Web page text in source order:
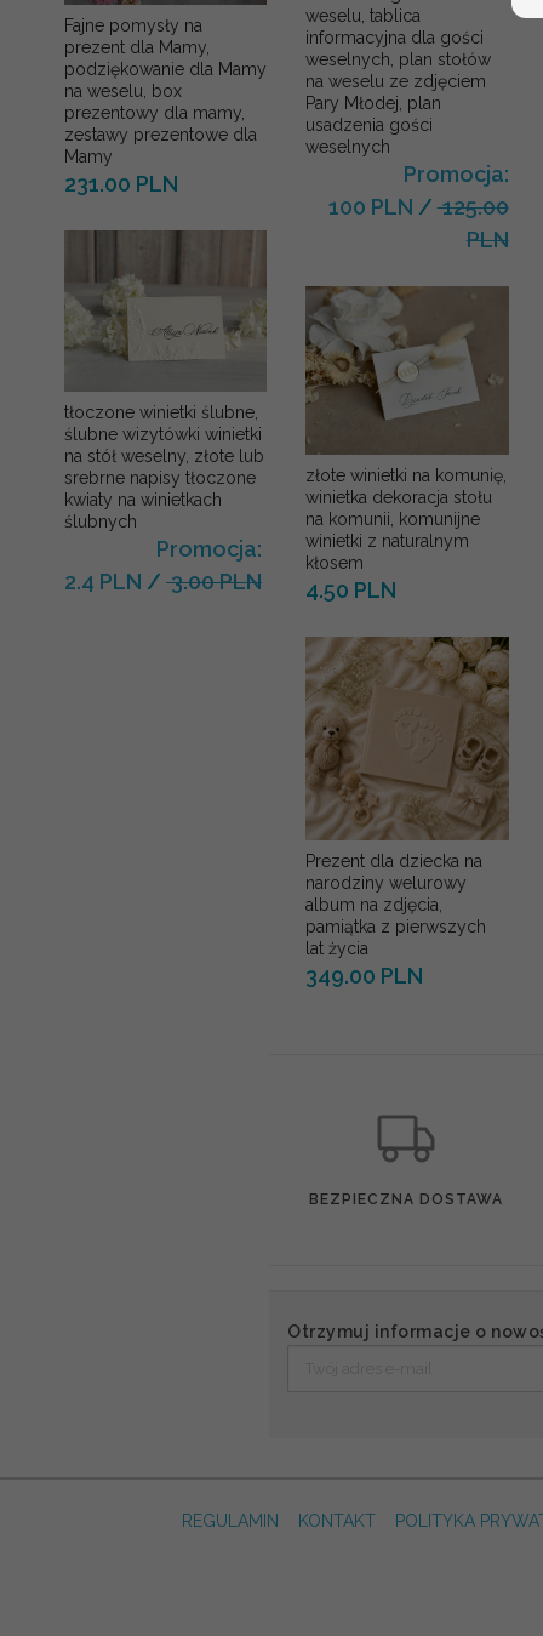
Fajne pomysły na
prezent dla Mamy,
podziękowanie dla Mamy
na weselu, box
prezentowy dla mamy,
zestawy prezentowe dla
Mamy
231.00 PLN
tłoczone winietki ślubne,
ślubne wizytówki winietki
na stół weselny, złote lub
srebrne napisy tłoczone
kwiaty na winietkach
ślubnych
Promocja:
2.4 PLN / 3.00 PLN
weselu, tablica
informacyjna dla gości
weselnych, plan stołów
na weselu ze zdjęciem
Pary Młodej, plan
usadzenia gości
weselnych
Promocja:
100 PLN /125.00
PLN
złote winietki na komunię,
winietka dekoracja stołu
na komunii, komunijne
winietki z naturalnym
kłosem
4.50 PLN
Prezent dla dziecka na
narodziny welurowy
album na zdjęcia,
pamiątka z pierwszych
lat życia
349.00 PLN
BEZPIECZNA DOSTAWA
Otrzymuj informacje o
REGULAMIN KONTAKT POLITYKA